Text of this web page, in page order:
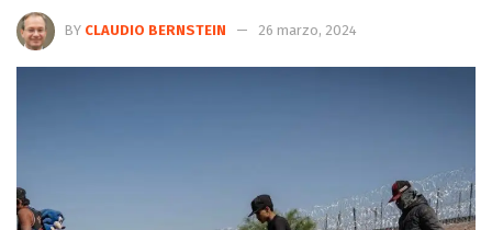
BY CLAUDIO BERNSTEIN 26 marzo, 2024